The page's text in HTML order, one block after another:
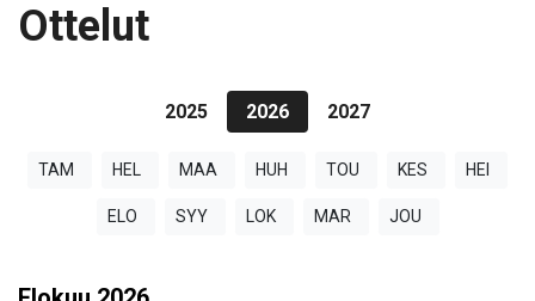
Ottelut
2025 2026 2027
TAM HEL MAA HUH TOU KES HEI
ELO SYY LOK MAR JOU